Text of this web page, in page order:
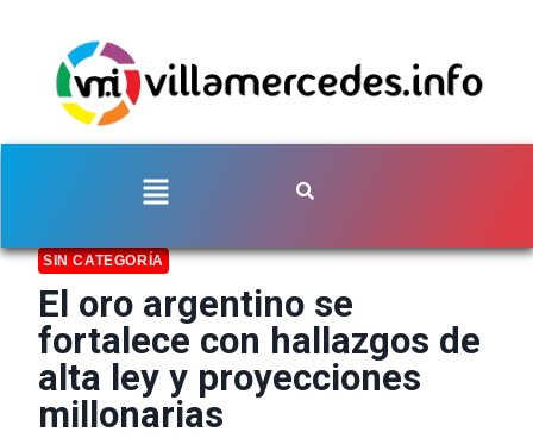
SIN CATEGORÍA
El oro argentino se
fortalece con hallazgos de
alta ley y proyecciones
millonarias